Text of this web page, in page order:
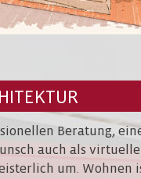
Beratung,
auch als
um. Wohnen